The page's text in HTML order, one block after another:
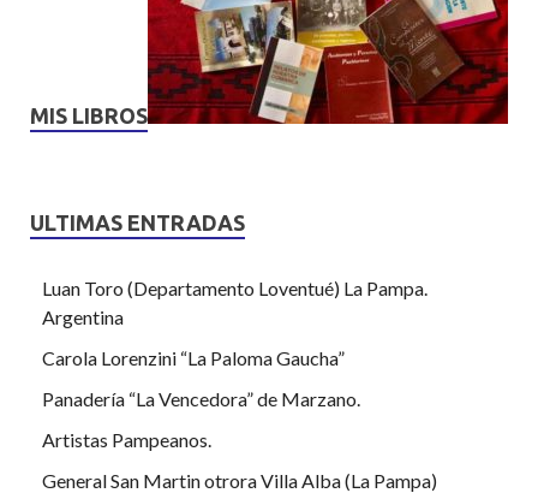
MIS LIBROS
ULTIMAS ENTRADAS
Luan Toro (Departamento Loventué) La Pampa.
Argentina
Carola Lorenzini “La Paloma Gaucha”
Panadería “La Vencedora” de Marzano.
Artistas Pampeanos.
General San Martin otrora Villa Alba (La Pampa)